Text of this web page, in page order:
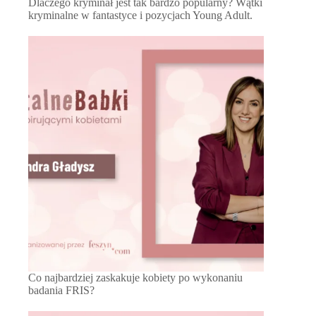
kryminalne w fantastyce i pozycjach Young Adult.
Co najbardziej zaskakuje kobiety po wykonaniu
badania FRIS?